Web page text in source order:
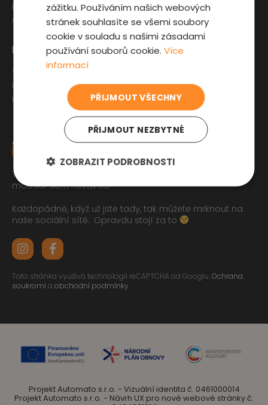
Tak jste se pročetli až sem dolu jo? To zasluhuje respekt,
moc lidí sem nezavítá.
Každopádně, když už jste tady, tak můžete mrknout na
naše sociální sítě. Opravdu stojí za to
Tato stránka využívá technologii reCAPTCHA od Googlu.Ochrana
soukromía obchodní podmínky.
Pro zákazníky
Výběr auta
Fyzická kontrola auta
Prověrka historie
Zajímavosti
Kupní smlouva na auto
Jak registrovat auto
Sleva pro IZS
Hradec Králové
České Budějovice
Projekt Automato s.r.o. - Vizuální identita č. 0461000014
Projekt Automato s.r.o. - Návrh UX pro nové webové stránky č.
zážitku. Používáním našich webových
stránek souhlasíte se všemi soubory
cookie v souladu s našimi zásadami
používání souborů cookie.Více
informací
PŘIJMOUT VŠECHNY
PŘIJMOUT NEZBYTNÉ
ZOBRAZIT PODROBNOSTI